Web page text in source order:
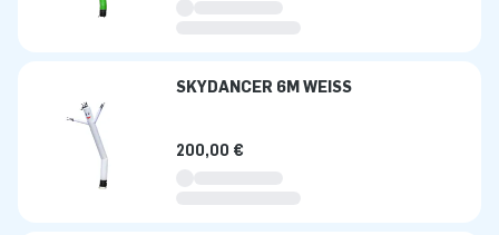
SKYDANCER 6M WEISS
200,00 €